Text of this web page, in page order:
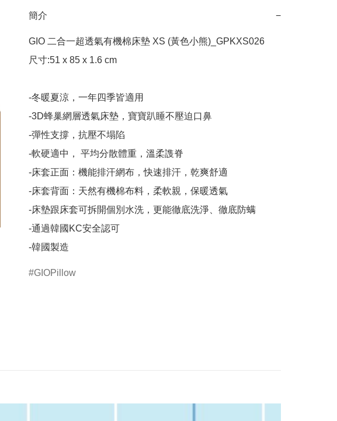
簡介 −
GIO 二合一超透氣有機棉床墊 XS (黃色小熊)_GPKXS026
尺寸:51 x 85 x 1.6 cm
-冬暖夏涼，一年四季皆適用
-3D蜂巢網層透氣床墊，寶寶趴睡不壓迫口鼻
-彈性支撐，抗壓不塌陷
-軟硬適中， 平均分散體重，溫柔謢脊
-床套正面：機能排汗網布，快速排汗，乾爽舒適
-床套背面：天然有機棉布料，柔軟親，保暖透氣
-床墊跟床套可拆開個別水洗，更能徹底洗淨、徹底防螨
-通過韓國KC安全認可
-韓國製造
GIOPillow